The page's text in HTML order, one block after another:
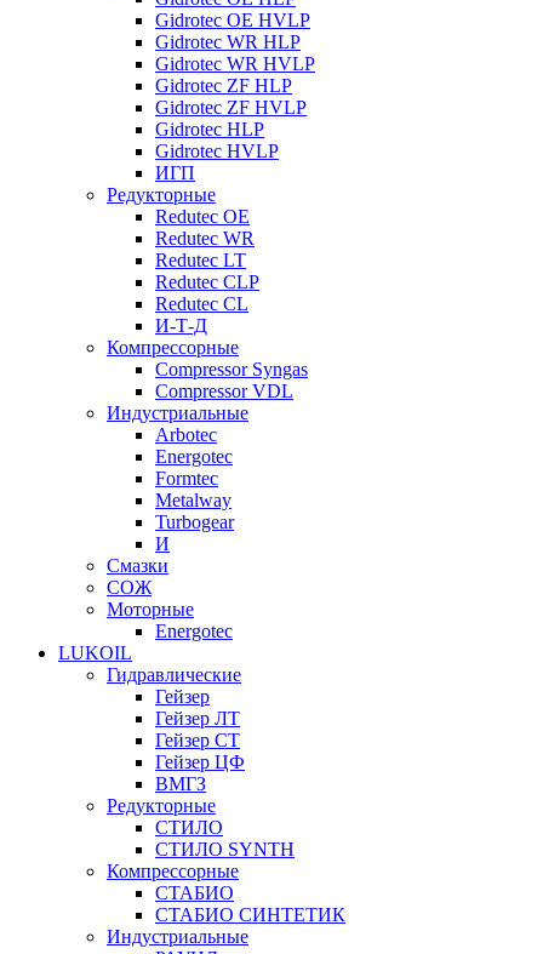
Gidrotec OE HVLP
Gidrotec WR HLP
Gidrotec WR HVLP
Gidrotec ZF HLP
Gidrotec ZF HVLP
Gidrotec HLP
Gidrotec HVLP
ИГП
Редукторные
Redutec OE
Redutec WR
Redutec LT
Redutec CLP
Redutec CL
И-Т-Д
Компрессорные
Compressor Syngas
Compressor VDL
Индустриальные
Arbotec
Energotec
Formtec
Metalway
Turbogear
И
Смазки
СОЖ
Моторные
Energotec
LUKOIL
Гидравлические
Гейзер
Гейзер ЛТ
Гейзер СТ
Гейзер ЦФ
ВМГЗ
Редукторные
СТИЛО
СТИЛО SYNTH
Компрессорные
СТАБИО
СТАБИО СИНТЕТИК
Индустриальные